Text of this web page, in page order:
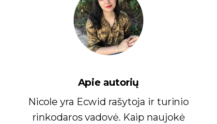
Apie autorių
Nicole yra Ecwid rašytoja ir turinio
rinkodaros vadovė. Kaip naujokė